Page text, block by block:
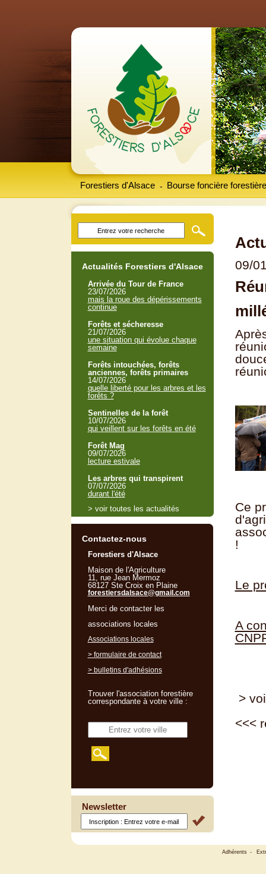
Forestiers d'Alsace Bourse foncière forestière
-
09/
Ce
!
Le
A
>
<<<
Actualités Forestiers d'Alsace
Arrivée du Tour de France
23/07/2026
mais la roue des dépérissements
continue
Forêts et sécheresse
21/07/2026
une situation qui évolue chaque
semaine
Forêts intouchées, forêts
anciennes, forêts primaires
14/07/2026
quelle liberté pour les arbres et les
forêts ?
Sentinelles de la forêt
10/07/2026
qui veillent sur les forêts en été
Forêt Mag
09/07/2026
lecture estivale
Les arbres qui transpirent
07/07/2026
durant l'été
> voir toutes les actualités
Contactez-nous
Forestiers d'Alsace
Maison de l'Agriculture
11, rue Jean Mermoz
68127 Ste Croix en Plaine
forestiersdalsace@gmail.com
Merci de contacter les
associations locales
Associations locales
> formulaire de contact
> bulletins d'adhésions
Trouver l'association forestière
correspondante à votre ville :
Newsletter
Adhérents -